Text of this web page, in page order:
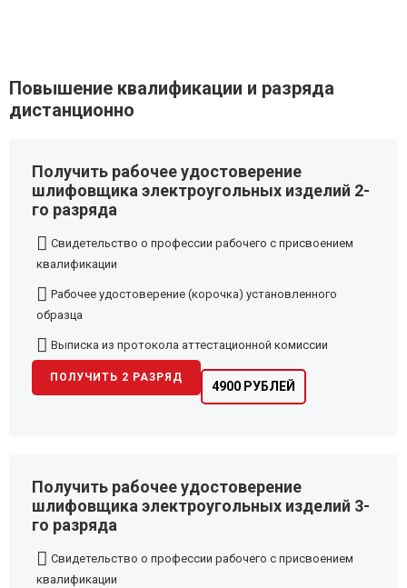
Повышение квалификации и разряда
дистанционно
Получить рабочее удостоверение
шлифовщика электроугольных изделий 2-
го разряда
Свидетельство о профессии рабочего с присвоением
квалификации
Рабочее удостоверение (корочка) установленного
образца
Выписка из протокола аттестационной комиссии
4900 РУБЛЕЙ
ПОЛУЧИТЬ 2 РАЗРЯД
Получить рабочее удостоверение
шлифовщика электроугольных изделий 3-
го разряда
Свидетельство о профессии рабочего с присвоением
квалификации